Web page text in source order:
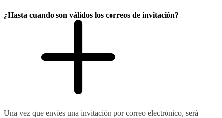
¿Hasta cuando son válidos los correos de invitación?
Una vez que envíes una invitación por correo electrónico, será